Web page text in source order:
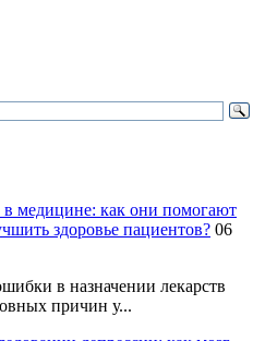
медицине: как они помогают
здоровье пациентов? 06
в назначении лекарств
причин у...